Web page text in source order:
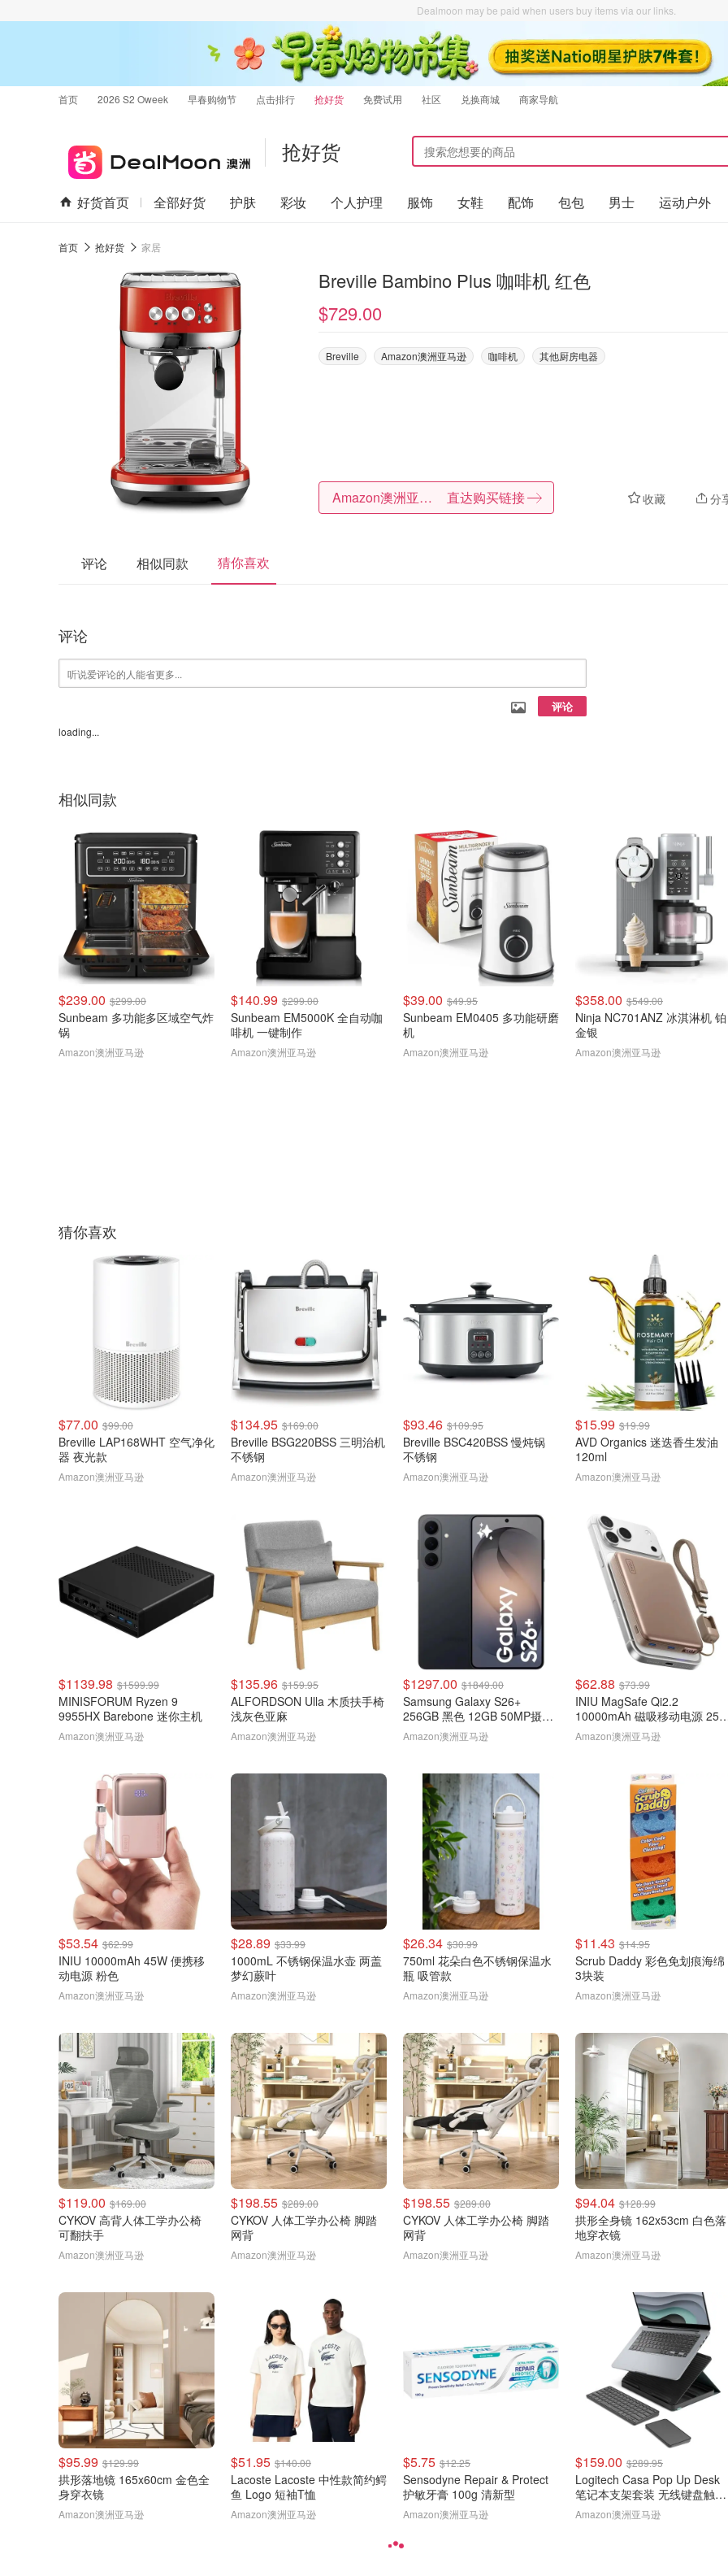
Dealmoon may be paid when users buy items via our links.
首页 2026 S2 Oweek 早春购物节 点击排行 抢好货 免费试用 社区 兑换商城 商家导航
抢好货
好货首页 全部好货 护肤 彩妆 个人护理 服饰 女鞋 配饰 包包 男士 运动户外
首页 抢好货 家居
Breville Bambino Plus 咖啡机 红色
$729.00
Breville Amazon澳洲亚马逊 咖啡机 其他厨房电器
收藏 分
Amazon澳洲亚马逊 直达购买链接
评论 相似同款 猜你喜欢
评论
评论
loading...
相似同款
$239.00 $299.00
Sunbeam 多功能多区域空气炸
锅
Amazon澳洲亚马逊
$140.99 $299.00
Sunbeam EM5000K 全自动咖
啡机 一键制作
Amazon澳洲亚马逊
$39.00 $49.95
Sunbeam EM0405 多功能研磨
机
Amazon澳洲亚马逊
$358.00 $549.00
Ninja NC701ANZ 冰淇淋机 铂
金银
Amazon澳洲亚马逊
猜你喜欢
$77.00 $99.00
Breville LAP168WHT 空气净化
器 夜光款
Amazon澳洲亚马逊
$134.95 $169.00
Breville BSG220BSS 三明治机
不锈钢
Amazon澳洲亚马逊
$93.46 $109.95
Breville BSC420BSS 慢炖锅
不锈钢
Amazon澳洲亚马逊
$15.99 $19.99
AVD Organics 迷迭香生发油
120ml
Amazon澳洲亚马逊
$1139.98 $1599.99
MINISFORUM Ryzen 9
9955HX Barebone 迷你主机
Amazon澳洲亚马逊
$135.96 $159.95
ALFORDSON Ulla 木质扶手椅
浅灰色亚麻
Amazon澳洲亚马逊
$1297.00 $1849.00
Samsung Galaxy S26+
256GB 黑色 12GB 50MP摄像
头
Amazon澳洲亚马逊
$62.88 $73.99
INIU MagSafe Qi2.2
10000mAh 磁吸移动电源
棕色
Amazon澳洲亚马逊
$53.54 $62.99
INIU 10000mAh 45W 便携移
动电源 粉色
Amazon澳洲亚马逊
$28.89 $33.99
1000mL 不锈钢保温水壶 两盖
梦幻蕨叶
Amazon澳洲亚马逊
$26.34 $30.99
750ml 花朵白色不锈钢保温水
瓶 吸管款
Amazon澳洲亚马逊
$11.43 $14.95
Scrub Daddy 彩色免划痕海绵
3块装
Amazon澳洲亚马逊
$119.00 $169.00
CYKOV 高背人体工学办公椅
可翻扶手
Amazon澳洲亚马逊
$198.55 $289.00
CYKOV 人体工学办公椅 脚踏
网背
Amazon澳洲亚马逊
$198.55 $289.00
CYKOV 人体工学办公椅 脚踏
网背
Amazon澳洲亚马逊
$94.04 $128.99
拱形全身镜 162x53cm 白色落
地穿衣镜
Amazon澳洲亚马逊
$95.99 $129.99
拱形落地镜 165x60cm 金色全
身穿衣镜
Amazon澳洲亚马逊
$51.95 $140.00
Lacoste Lacoste 中性款简约鳄
鱼 Logo 短袖T恤
Amazon澳洲亚马逊
$5.75 $12.25
Sensodyne Repair & Protect
护敏牙膏 100g 清新型
Amazon澳洲亚马逊
$159.00 $289.95
Logitech Casa Pop Up Desk
笔记本支架套装 无线键盘触控
板
Amazon澳洲亚马逊